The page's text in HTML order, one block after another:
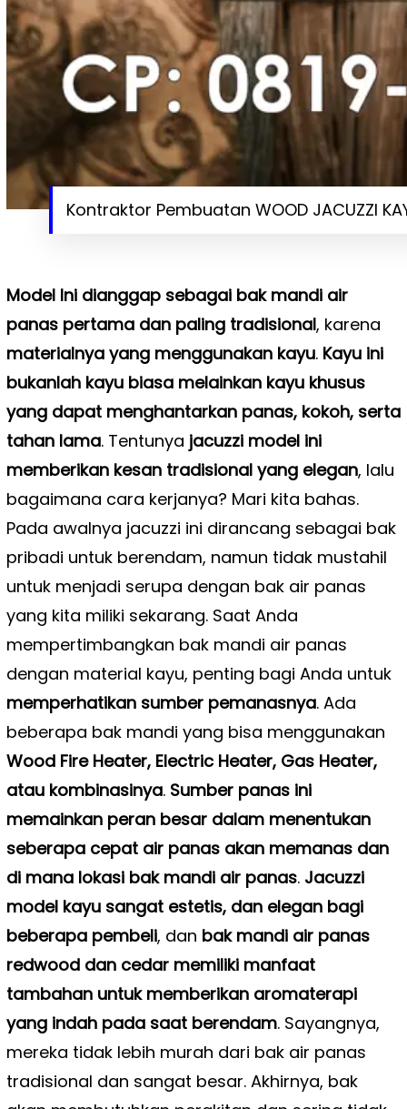
Kontraktor Pembuatan WOOD JACUZZI
Model Ini dianggap sebagai bak mandi air
panas pertama dan paling tradisional, karena
materialnya yang menggunakan kayu. Kayu ini
bukanlah kayu biasa melainkan kayu khusus
yang dapat menghantarkan panas, kokoh, serta
tahan lama. Tentunya jacuzzi model ini
memberikan kesan tradisional yang elegan, lalu
bagaimana cara kerjanya? Mari kita bahas.
Pada awalnya jacuzzi ini dirancang sebagai bak
pribadi untuk berendam, namun tidak mustahil
untuk menjadi serupa dengan bak air panas
yang kita miliki sekarang. Saat Anda
mempertimbangkan bak mandi air panas
dengan material kayu, penting bagi Anda untuk
memperhatikan sumber pemanasnya. Ada
beberapa bak mandi yang bisa menggunakan
Wood Fire Heater, Electric Heater, Gas Heater,
atau kombinasinya. Sumber panas ini
memainkan peran besar dalam menentukan
seberapa cepat air panas akan memanas dan
di mana lokasi bak mandi air panas. Jacuzzi
model kayu sangat estetis, dan elegan bagi
beberapa pembeli, dan bak mandi air panas
redwood dan cedar memiliki manfaat
tambahan untuk memberikan aromaterapi
yang indah pada saat berendam. Sayangnya,
mereka tidak lebih murah dari bak air panas
tradisional dan sangat besar. Akhirnya, bak